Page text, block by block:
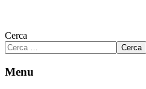
Cerca
Cerca
Menu